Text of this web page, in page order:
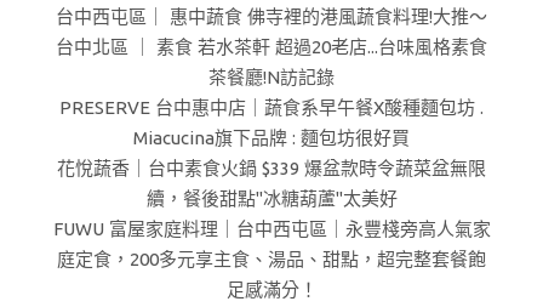
台中西屯區｜ 惠中蔬食 佛寺裡的港風蔬食料理!大推～
台中北區 ｜ 素食 若水茶軒 超過20老店...台味風格素食
茶餐廳!N訪記錄
PRESERVE 台中惠中店｜蔬食系早午餐X酸種麵包坊 .
Miacucina旗下品牌 : 麵包坊很好買
花悅蔬香｜台中素食火鍋 $339 爆盆款時令蔬菜盆無限
續，餐後甜點"冰糖葫蘆"太美好
FUWU 富屋家庭料理｜台中西屯區｜永豐棧旁高人氣家
庭定食，200多元享主食、湯品、甜點，超完整套餐飽
足感滿分！